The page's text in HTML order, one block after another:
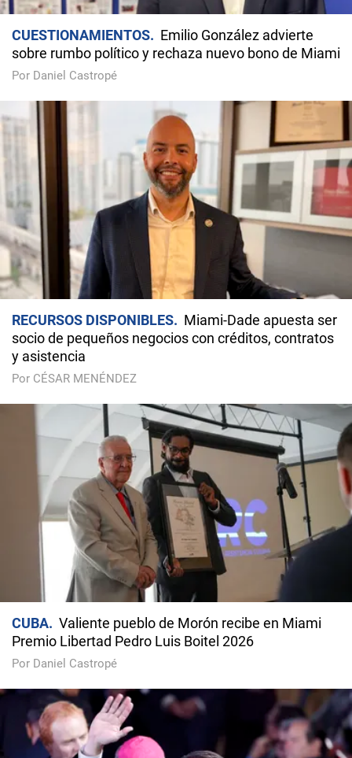
CUESTIONAMIENTOS
Emilio González advierte
sobre rumbo político y rechaza nuevo bono de Miami
Por Daniel Castropé
RECURSOS DISPONIBLES
Miami-Dade apuesta ser
socio de pequeños negocios con créditos, contratos
y asistencia
Por CÉSAR MENÉNDEZ
CUBA
Valiente pueblo de Morón recibe en Miami
Premio Libertad Pedro Luis Boitel 2026
Por Daniel Castropé